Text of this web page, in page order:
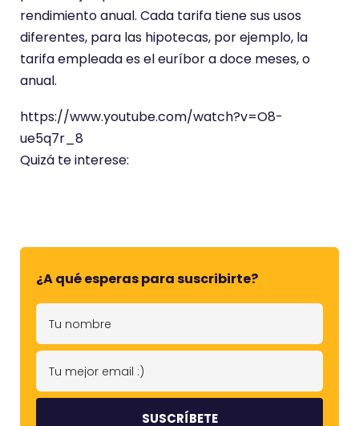
rendimiento anual. Cada tarifa tiene sus usos
diferentes, para las hipotecas, por ejemplo, la
tarifa empleada es el euríbor a doce meses, o
anual.
https://www.youtube.com/watch?v=O8-
ue5q7r_8
Quizá te interese:
¿A qué esperas para suscribirte?
T
n
m
T
m